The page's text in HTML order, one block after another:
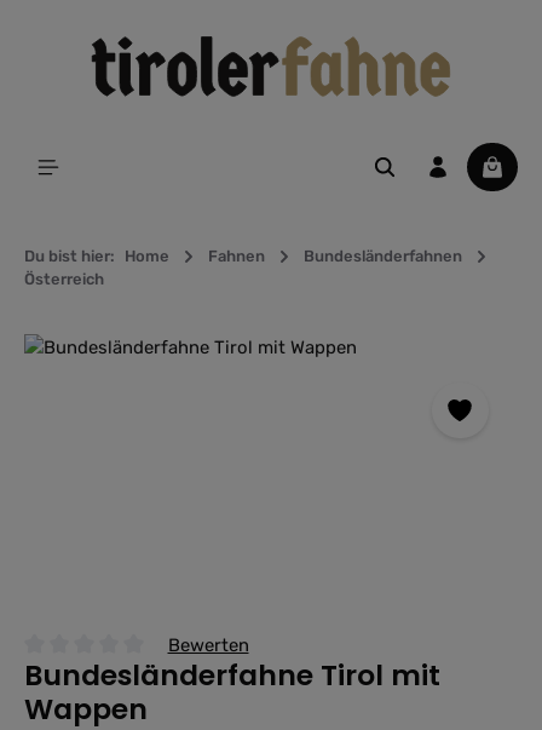
Du bist hier: Home Fahnen
Bundesländerfahnen
Österreich
Bildergalerie überspringen
Durchschnittliche Bewertung von 0 von 5 Sternen
Bewerten
Bundesländerfahne Tirol mit
Wappen